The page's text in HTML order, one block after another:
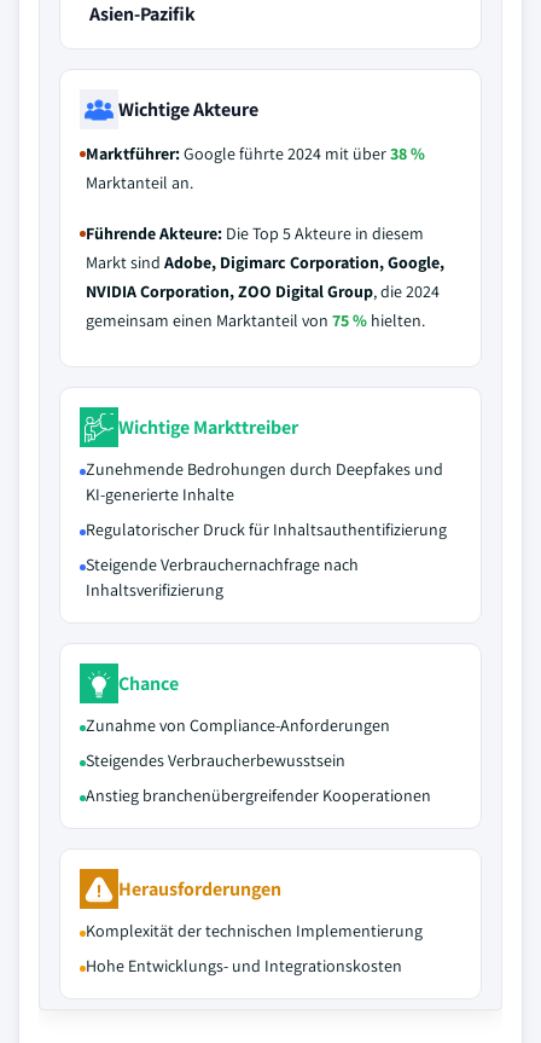
Asien-Pazifik
Wichtige Akteure
Marktführer:Google führte 2024 mit über38 %
Marktanteil an.
Führende Akteure: Die Top 5 Akteure in diesem
Markt sind Adobe, Digimarc Corporation, Google,
NVIDIA Corporation, ZOO Digital Group, die 2024
gemeinsam einen Marktanteil von 75 % hielten.
Wichtige Markttreiber
Zunehmende Bedrohungen durch Deepfakes und
KI-generierte Inhalte
Regulatorischer Druck für Inhaltsauthentifizierung
Steigende Verbrauchernachfrage nach
Inhaltsverifizierung
Chance
Zunahme von Compliance-Anforderungen
Steigendes Verbraucherbewusstsein
Anstieg branchenübergreifender Kooperationen
Herausforderungen
Komplexität der technischen Implementierung
Hohe Entwicklungs- und Integrationskosten